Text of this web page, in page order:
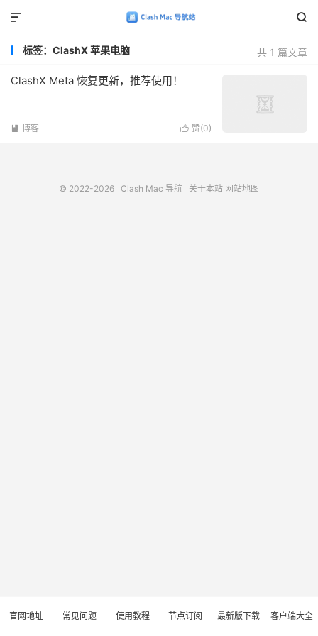


共 1 篇文章
标签：ClashX 苹果电脑
ClashX Meta 恢复更新，推荐使用！
 赞(0)
 博客
© 2022-2026 Clash Mac 导航 关于本站 网站地图
官网地址 常见问题 使用教程 节点订阅 最新版下载 客户端大全